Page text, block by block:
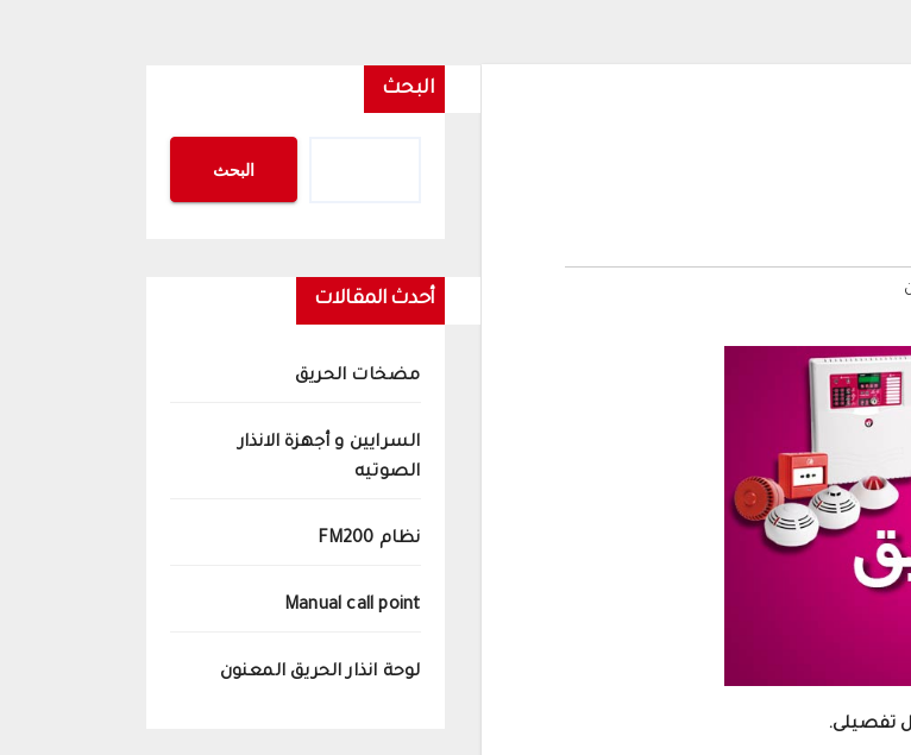
تفصيلى.
البحث
البحث
أحدث المقالات
مضخات الحريق
السرايين و أجهزة الانذار
الصوتيه
نظام FM200
Manual call point
لوحة انذار الحريق المعنون